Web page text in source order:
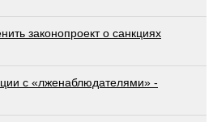
законопроект о санкциях
с «лженаблюдателями» -